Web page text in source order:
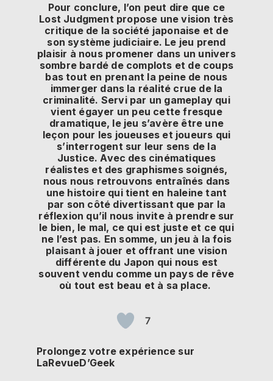
Pour conclure, l’on peut dire que ce
Lost Judgment propose une vision très
critique de la société japonaise et de
son système judiciaire. Le jeu prend
plaisir à nous promener dans un univers
sombre bardé de complots et de coups
bas tout en prenant la peine de nous
immerger dans la réalité crue de la
criminalité. Servi par un gameplay qui
vient égayer un peu cette fresque
dramatique, le jeu s’avère être une
leçon pour les joueuses et joueurs qui
s’interrogent sur leur sens de la
Justice. Avec des cinématiques
réalistes et des graphismes soignés,
nous nous retrouvons entraînés dans
une histoire qui tient en haleine tant
par son côté divertissant que par la
réflexion qu’il nous invite à prendre sur
le bien, le mal, ce qui est juste et ce qui
ne l’est pas. En somme, un jeu à la fois
plaisant à jouer et offrant une vision
différente du Japon qui nous est
souvent vendu comme un pays de rêve
où tout est beau et à sa place.
7
Prolongez votre expérience sur
LaRevueD’Geek